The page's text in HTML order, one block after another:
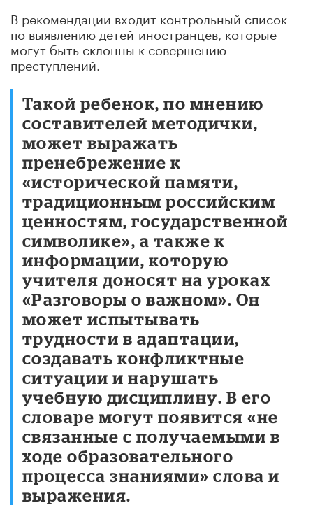
В рекомендации входит контрольный список
по выявлению детей-иностранцев, которые
могут быть склонны к совершению
преступлений.
Такой ребенок, по мнению
составителей методички,
может выражать
пренебрежение к
«исторической памяти,
традиционным российским
ценностям, государственной
символике», а также к
информации, которую
учителя доносят на уроках
«Разговоры о важном». Он
может испытывать
трудности в адаптации,
создавать конфликтные
ситуации и нарушать
учебную дисциплину. В его
словаре могут появится «не
связанные с получаемыми в
ходе образовательного
процесса знаниями» слова и
выражения.